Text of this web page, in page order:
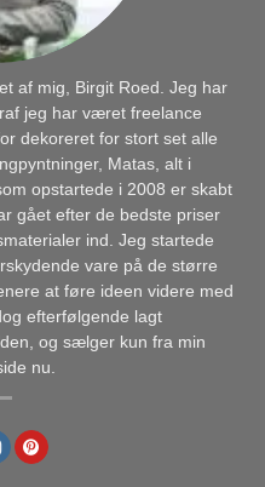
af mig, Birgit Roed. Jeg har
jeg har været freelance
dekoreret for stort set alle
Matas, alt i
opstartede i 2008 er skabt
gået efter de bedste priser
ind. Jeg startede
vare på de større
at føre ideen videre med
efterfølgende lagt
og sælger kun fra min
nu.